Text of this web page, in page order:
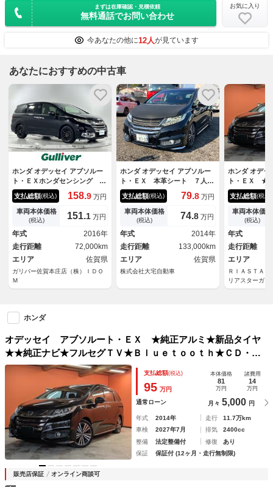
まずは在庫確認・見積依頼
無料通話でお問い合わせ
お気に入り
今あなたの他に12人が見ています
あなたにおすすめの中古車
ホンダ オデッセイ アブソルー
ト・ＥＸホンダセンシング 純
正８型ナビ 純正後席モニタ
ー 両側パワースライドドア
アクティブコーナリングライ
ト スカッフイルミネーショ
ン フルセグＴＶ Ｂｌｕｅｔ
ｏｏｔｈ ＡｐｐｌｅＣａｒＰ
ｌａｙ ＨｏｎｄａＳｅｎｓｉ
ｎｇ
支払総額(税込) 158.9 万円
車両本体価格
(税込) 151.1 万円
年式
2016年
走行距離
72,000km
エリア
佐賀県
ガリバー佐賀本庄店（株）ＩＤＯ
Ｍ
ホンダ オデッセイ アブソルー
ト・ＥＸ 本革シート ７人
ＥＴＣ 全周囲カメラ ナビ
ＴＶ オートクルーズコントロ
ール 両側電動スライドドア
オートライト ＬＥＤヘッドラ
ンプ 電動格納ミラー シー
トヒーター 後席モニター
支払総額(税込) 79.8 万円
車両本体価格
(税込) 74.8 万円
年式
2014年
走行距離
133,000km
エリア
佐賀県
株式会社大宅自動車
ホンダ オデッ
ト・ＥＸ ★
タイヤ★★純
ＴＶ★Ｂｌｕ
Ｄ・ＤＶＤ
★バックカメ
動シート★キ
電格ミラー★
列シート★
支払総額(税込)
車両本体価格
(税込)
年式
走行距離
エリア
ＲＩＡＳＴＡ
リアスターガ
キャラバン・デ
ホンダ
オデッセイ アブソルート・ＥＸ ★純正アルミ★新品タイヤ
★★純正ナビ★フルセグＴＶ★Ｂｌｕｅｔｏｏｔｈ★ＣＤ・Ｄ
ＶＤ再生★両側パワスラ★バックカメラ★クルコン★電動シー
ト★キーレス★ＥＴＣ★電格ミラー★オートライト★３列シー
支払総額(税込)
95 万円
本体価格
81
万円
諸費用
14
万円
通常ローン 月々 5,000 円
年式 2014年 走行
11.7万km
車検
2027年7月 排気
2400cc
整備
法定整備付 修復
あり
保証
保証付 (12ヶ月・走行無制限)
販売店保証 オンライン商談可